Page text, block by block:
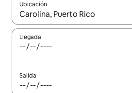
Ubicación
Cuando los resultados estén
Llegada
Salida